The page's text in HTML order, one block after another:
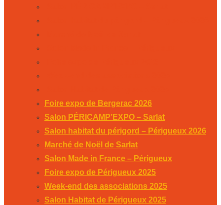
Foire expo de Bergerac 2026
Salon PÉRICAMP’EXPO – Sarlat
Salon habitat du périgord – Périgueux 2026
Marché de Noël de Sarlat
Salon Made in France – Périgueux
Foire expo de Périgueux 2025
Week-end des associations 2025
Salon Habitat de Périgueux 2025